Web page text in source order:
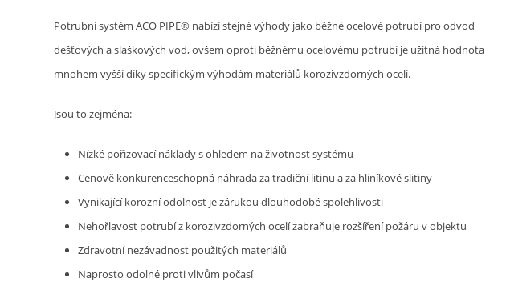
Potrubní systém ACO PIPE® nabízí stejné výhody jako běžné ocelové potrubí pro odvod
dešťových a slaškových vod, ovšem oproti běžnému ocelovému potrubí je užitná hodnota
mnohem vyšší díky specifickým výhodám materiálů korozivzdorných ocelí.
Jsou to zejména:
Nízké pořizovací náklady s ohledem na životnost systému
Cenově konkurenceschopná náhrada za tradiční litinu a za hliníkové slitiny
Vynikající korozní odolnost je zárukou dlouhodobé spolehlivosti
Nehořlavost potrubí z korozivzdorných ocelí zabraňuje rozšíření požáru v objektu
Zdravotní nezávadnost použitých materiálů
Naprosto odolné proti vlivům počasí